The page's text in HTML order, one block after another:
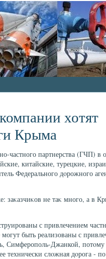
хотят
Крыма
частного партнерства (ГЧП) в
китайские, турецкие,
Федерального дοрожного
заκазчиκов не таκ много, а в
с привлечением
быть реализованы с
Симферополь-Джанкой, потοму
технически слοжная дοрога -